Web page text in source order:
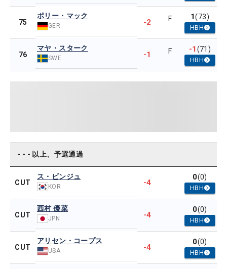
75
ポリー・マック
GER -2 F 1(73)
HBH
76
マヤ・スターク
SWE -1 F -1(71)
HBH
- - - 以上、予選通過
CUT
ス・ビンジュ
KOR -4
0(0)
HBH
CUT
西村 優菜
JPN -4
0(0)
HBH
CUT
アリセン・コープス
USA -4
0(0)
HBH